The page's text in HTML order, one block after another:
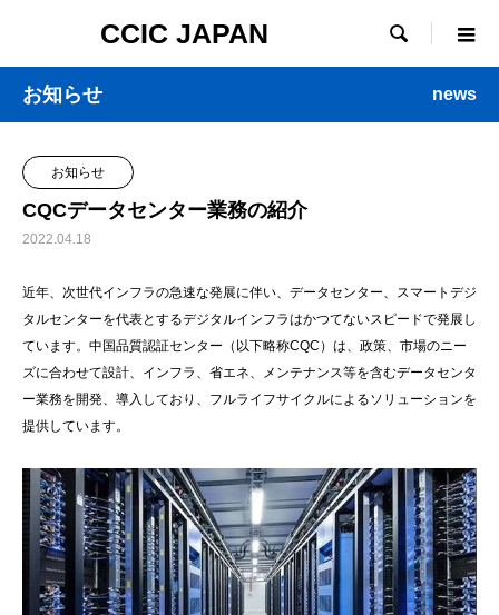
CCIC JAPAN 
お知らせ news
お知らせ
CQCデータセンター業務の紹介
2022.04.18
近年、次世代インフラの急速な発展に伴い、データセンター、スマートデジ
タルセンターを代表とするデジタルインフラはかつてないスピードで発展し
ています。中国品質認証センター（以下略称CQC）は、政策、市場のニー
ズに合わせて設計、インフラ、省エネ、メンテナンス等を含むデータセンタ
ー業務を開発、導入しており、フルライフサイクルによるソリューションを
提供しています。